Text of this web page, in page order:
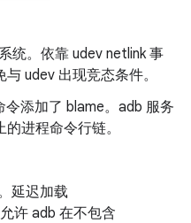
统。依靠 udev netlink 事
udev 出现竞态条件。
令添加了 blame。adb 服务
进程命令行链。
延迟加载
允许 adb 在不包含